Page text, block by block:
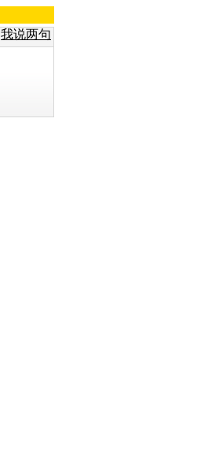
我说两句